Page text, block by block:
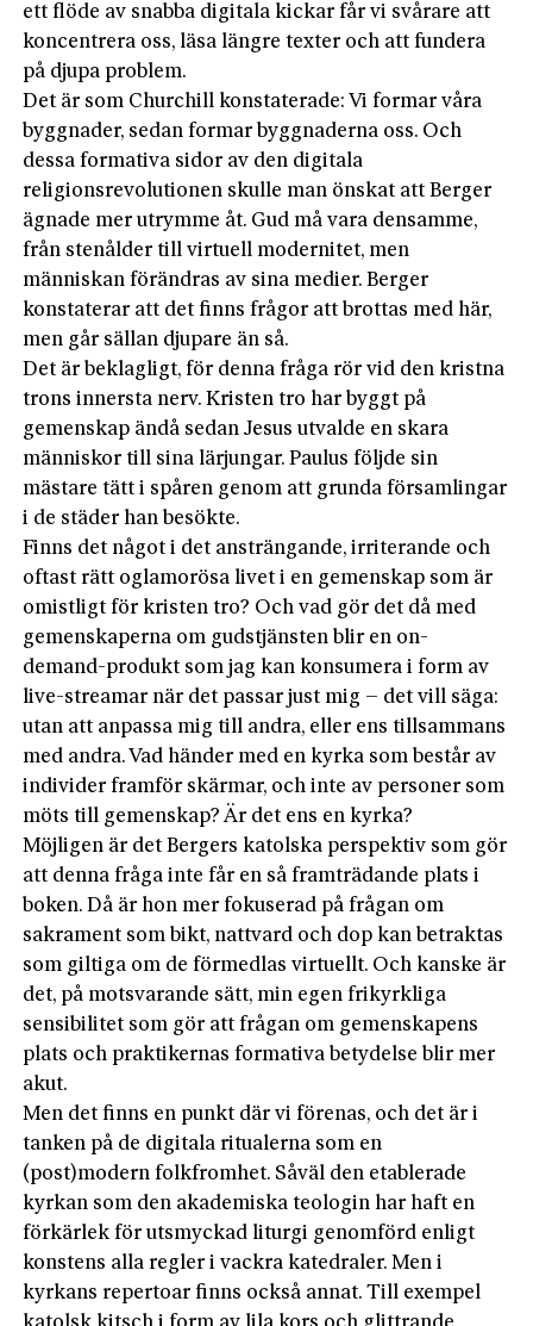
ett flöde av snabba digitala kickar får vi svårare att
koncentrera oss, läsa längre texter och att fundera
på djupa problem.
Det är som Churchill konstaterade: Vi formar våra
byggnader, sedan formar byggnaderna oss. Och
dessa formativa sidor av den digitala
religionsrevolutionen skulle man önskat att Berger
ägnade mer utrymme åt. Gud må vara densamme,
från stenålder till virtuell modernitet, men
människan förändras av sina medier. Berger
konstaterar att det finns frågor att brottas med här,
men går sällan djupare än så.
Det är beklagligt, för denna fråga rör vid den kristna
trons innersta nerv. Kristen tro har byggt på
gemenskap ändå sedan Jesus utvalde en skara
människor till sina lärjungar. Paulus följde sin
mästare tätt i spåren genom att grunda församlingar
i de städer han besökte.
Finns det något i det ansträngande, irriterande och
oftast rätt oglamorösa livet i en gemenskap som är
omistligt för kristen tro? Och vad gör det då med
gemenskaperna om gudstjänsten blir en on-
demand-produkt som jag kan konsumera i form av
live-streamar när det passar just mig – det vill säga:
utan att anpassa mig till andra, eller ens tillsammans
med andra. Vad händer med en kyrka som består av
individer framför skärmar, och inte av personer som
möts till gemenskap? Är det ens en kyrka?
Möjligen är det Bergers katolska perspektiv som gör
att denna fråga inte får en så framträdande plats i
boken. Då är hon mer fokuserad på frågan om
sakrament som bikt, nattvard och dop kan betraktas
som giltiga om de förmedlas virtuellt. Och kanske är
det, på motsvarande sätt, min egen frikyrkliga
sensibilitet som gör att frågan om gemenskapens
plats och praktikernas formativa betydelse blir mer
akut.
Men det finns en punkt där vi förenas, och det är i
tanken på de digitala ritualerna som en
(post)modern folkfromhet. Såväl den etablerade
kyrkan som den akademiska teologin har haft en
förkärlek för utsmyckad liturgi genomförd enligt
konstens alla regler i vackra katedraler. Men i
kyrkans repertoar finns också annat. Till exempel